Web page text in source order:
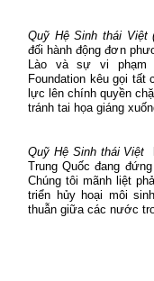
Quỹ Hệ Sinh thái Việt
đối hành động đơn
Lào và sự vi phạm
Foundation kêu gọi tất
lực lên chính quyền
tránh tai họa giáng
Quỹ Hệ Sinh thái Việt
Trung Quốc đang
Chúng tôi mãnh liệt
triển hủy hoại môi
thuẫn giữa các nước